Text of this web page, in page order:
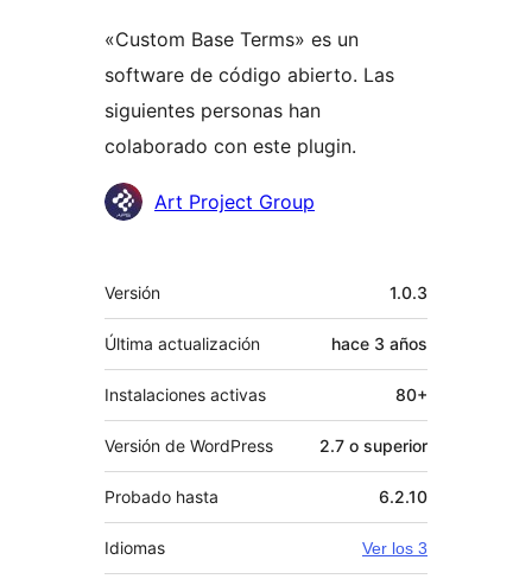
«Custom Base Terms» es un
software de código abierto. Las
siguientes personas han
colaborado con este plugin.
Colaboradores
Art Project Group
Meta
Versión 1.0.3
Última actualización hace 3 años
Instalaciones activas 80+
Versión de WordPress 2.7 o superior
Probado hasta 6.2.10
Idiomas Ver los 3